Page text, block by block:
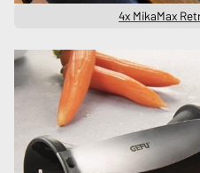
4x MikaMax